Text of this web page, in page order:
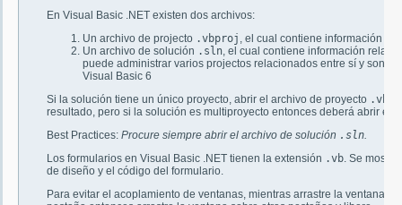
En Visual Basic .NET existen dos archivos:
Un archivo de projecto .vbproj , el cual contiene información
Un archivo de solución .sln, el cual contiene información
puede administrar varios projectos relacionados entre sí y son
Visual Basic 6
Si la solución tiene un único proyecto, abrir el archivo de proyecto
resultado, pero si la solución es multiproyecto entonces deberá abrir el
Best Practices: Procure siempre abrir el archivo de solución .sln.
Los formularios en Visual Basic .NET tienen la extensión .vb. Se
de diseño y el código del formulario.
Para evitar el acoplamiento de ventanas, mientras arrastre la ventana